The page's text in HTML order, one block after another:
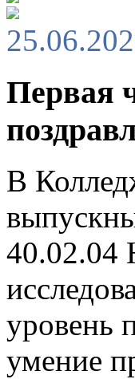
Первая
В
40.02.04
уровень
умение